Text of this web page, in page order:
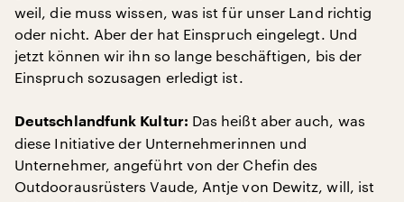
weil, die muss wissen, was ist für unser Land richtig
oder nicht. Aber der hat Einspruch eingelegt. Und
jetzt können wir ihn so lange beschäftigen, bis der
Einspruch sozusagen erledigt ist.
Deutschlandfunk Kultur: Das heißt aber auch, was
diese Initiative der Unternehmerinnen und
Unternehmer, angeführt von der Chefin des
Outdoorausrüsters Vaude, Antje von Dewitz, will, ist